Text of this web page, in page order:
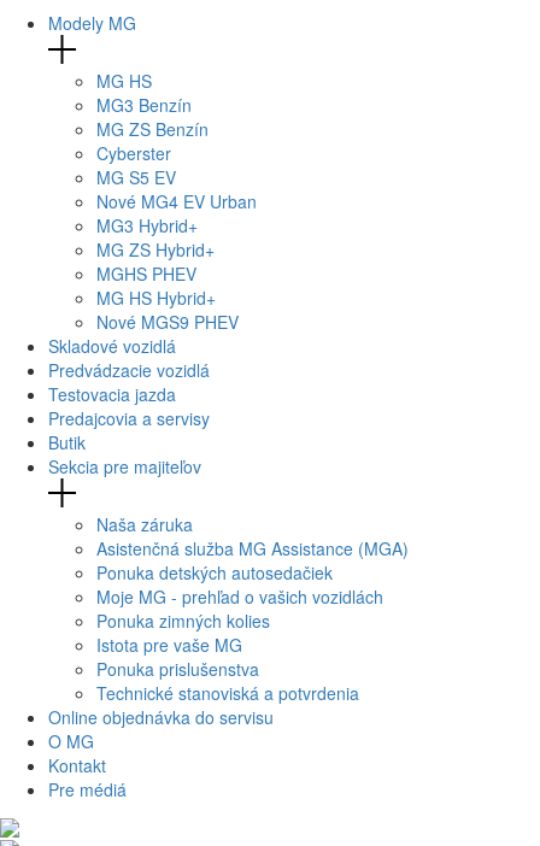
Modely MG
MG HS
MG3 Benzín
MG ZS Benzín
Cyberster
MG S5 EV
Nové MG4 EV Urban
MG3 Hybrid+
MG ZS Hybrid+
MGHS PHEV
MG HS Hybrid+
Nové MGS9 PHEV
Skladové vozidlá
Predvádzacie vozidlá
Testovacia jazda
Predajcovia a servisy
Butik
Sekcia pre majiteľov
Naša záruka
Asistenčná služba MG Assistance (MGA)
Ponuka detských autosedačiek
Moje MG - prehľad o vašich vozidlách
Ponuka zimných kolies
Istota pre vaše MG
Ponuka prislušenstva
Technické stanoviská a potvrdenia
Online objednávka do servisu
O MG
Kontakt
Pre médiá